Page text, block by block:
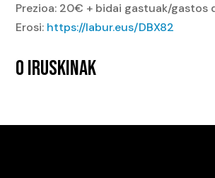
Prezioa: 20€ + bidai gastuak/gastos
Erosi: https://labur.eus/DBX82
0 IRUSKINAK